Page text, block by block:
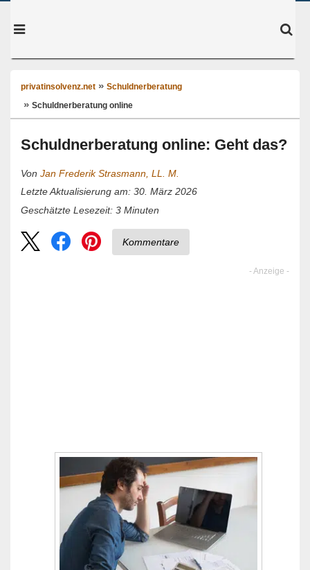
privatinsolvenz.net
Schuldnerberatung
Schuldnerberatung online
Schuldnerberatung online: Geht das?
Von Jan Frederik Strasmann, LL. M.
Letzte Aktualisierung am: 30. März 2026
Geschätzte Lesezeit: 3 Minuten
Kommentare